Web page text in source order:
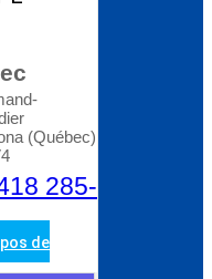
(Québec)
285-
de